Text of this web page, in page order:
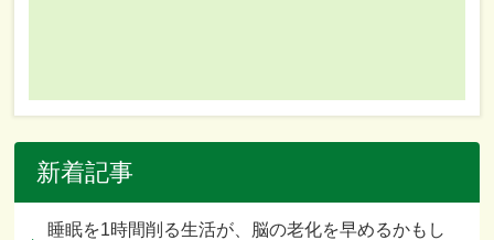
新着記事
睡眠を1時間削る生活が、脳の老化を早めるかもし